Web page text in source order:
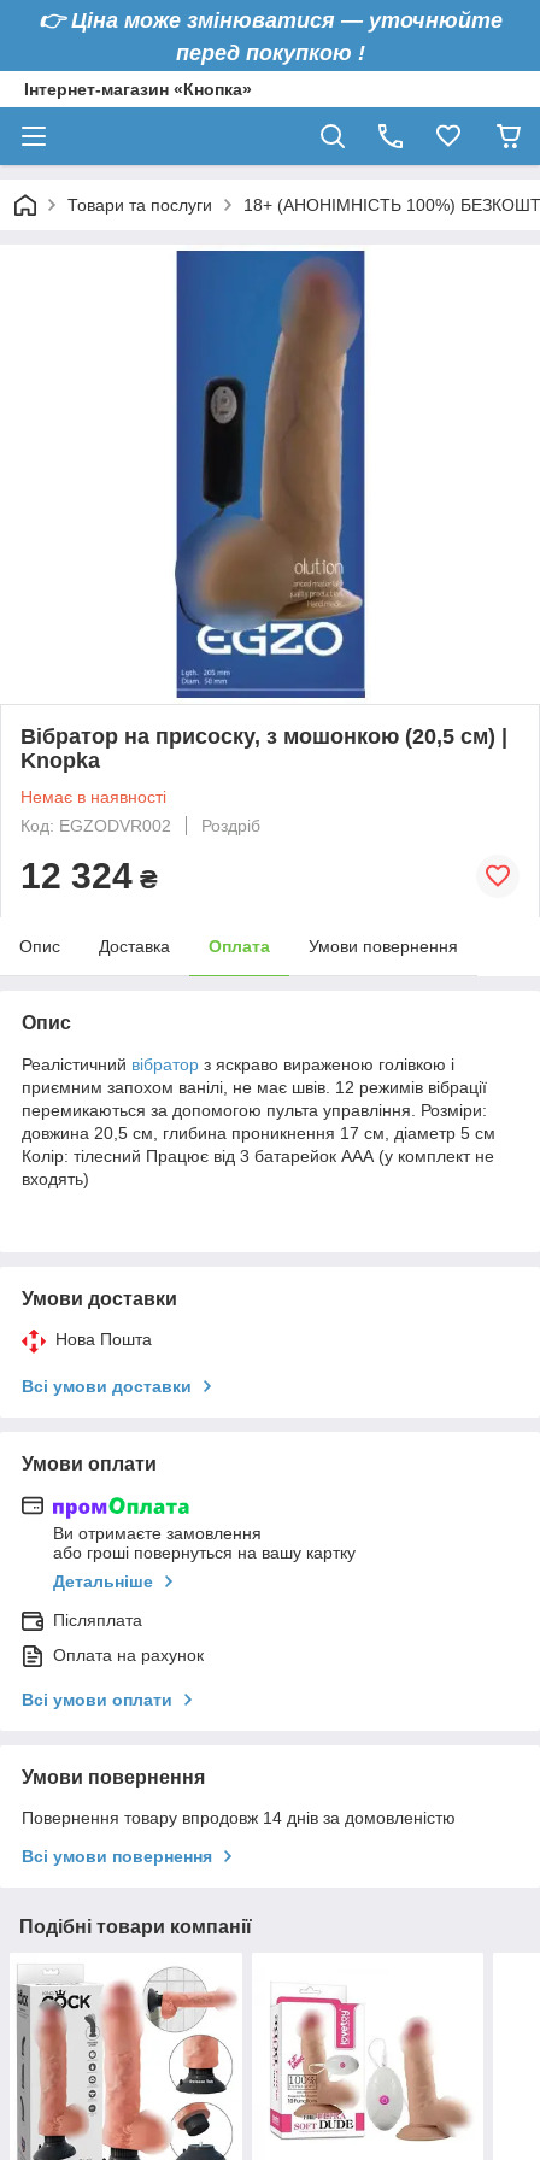
👉Ціна може змінюватися — уточнюйте
перед покупкою !
Інтернет-магазин «Кнопка»
Товари та послуги 18+ (АНОНІМНІСТЬ 100%)
Вібратор на присоску, з мошонкою (20,5 см) |
Knopka
Немає в наявності
Код: EGZODVR002
Роздріб
12 324 ₴
Опис Доставка Оплата Умови повернення
Опис
Реалістичний вібратор з яскраво вираженою голівкою і
приємним запохом ванілі, не має швів. 12 режимів вібрації
перемикаються за допомогою пульта управління. Розміри:
довжина 20,5 см, глибина проникнення 17 см, діаметр 5 см
Колір: тілесний Працює від 3 батарейок ААА (у комплект не
входять)
Умови доставки
Нова Пошта
Всі умови доставки
Умови оплати
Ви отримаєте замовлення
або гроші повернуться на вашу картку
Детальніше
Післяплата
Оплата на рахунок
Всі умови оплати
Умови повернення
Повернення товару впродовж 14 днів за домовленістю
Всі умови повернення
Подібні товари компанії